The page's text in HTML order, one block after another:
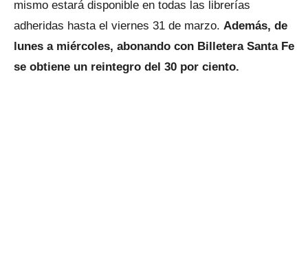
mismo estará disponible en todas las librerías
adheridas hasta el viernes 31 de marzo. Además, de
lunes a miércoles, abonando con Billetera Santa Fe
se obtiene un reintegro del 30 por ciento.